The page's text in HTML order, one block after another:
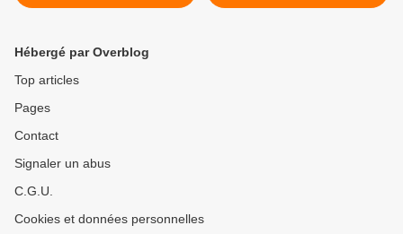
Hébergé par Overblog
Top articles
Pages
Contact
Signaler un abus
C.G.U.
Cookies et données personnelles